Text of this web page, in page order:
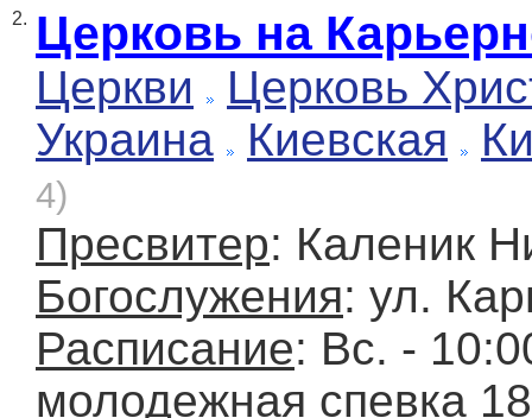
2. Церковь на
Церкви
Церковь
Украина
Киевская
4)
Пресвитер: Каленик
Богослужения: ул.
Расписание: Вc. -
молодежная спевка